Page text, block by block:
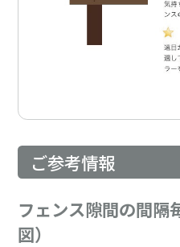
ご参考情報
フェンス隙間の間隔
図）